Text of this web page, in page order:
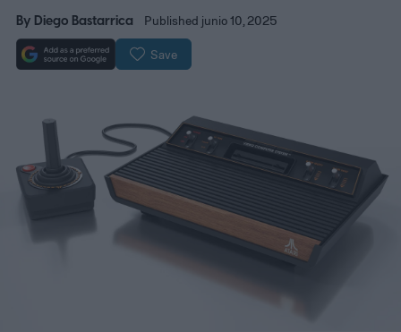
By Diego Bastarrica Published junio 10, 2025
Save